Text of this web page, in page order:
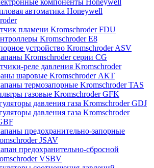
компоненты Honeywell
автоматика Honeywell
пламени Kromschroder FDU
Kromschroder E8
устройство Kromschroder ASV
Kromschroder серии CG
реле давления Kromschroder
шаровые Kromschroder АКТ
термозапорные Kromschroder TAS
газовые Kromschroder GFK
давления газа Kromschroder GDJ
давления газа Kromschroder
предохранительно-запорные
JSAV
предохранительно-сбросной
VSBV